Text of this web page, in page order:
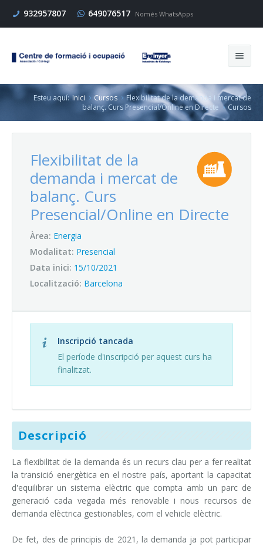
932957807 649076517 Només WhatsApps
Cerca
Cursos
Enginyers
Empresa
Campus virtual
Esteu aquí: Inici Cursos
Flexibilitat de la demanda i mercat de
balanç. Curs Presencial/Online en Directe
Cursos
Flexibilitat de la
demanda i mercat de
balanç. Curs
Presencial/Online en Directe
Àrea: Energia
Modalitat: Presencial
Data inici: 15/10/2021
Localització: Barcelona
Inscripció tancada
El període d'inscripció per aquest curs ha
finalitzat.
Descripció
La flexibilitat de la demanda és un recurs clau per a fer realitat
la transició energètica en el nostre país, aportant la capacitat
d'equilibrar un sistema elèctric que compta amb un parc de
generació cada vegada més renovable i nous recursos de
demanda elèctrica gestionables, com el vehicle elèctric.
De fet, des de principis de 2021, la demanda ja pot participar